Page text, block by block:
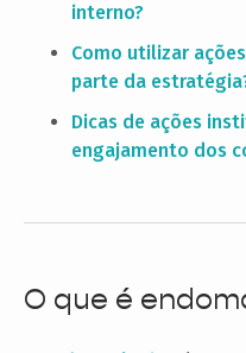
interno?
Como utilizar
parte da
Dicas de ações
engajamento dos
O que é